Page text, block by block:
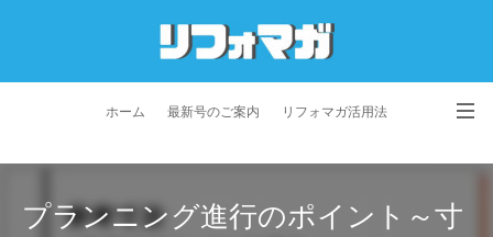
ホーム 最新号のご案内 リフォマガ活用法
プライバシーポリシー 利用規約 会社概要
プランニング進行のポイント～寸